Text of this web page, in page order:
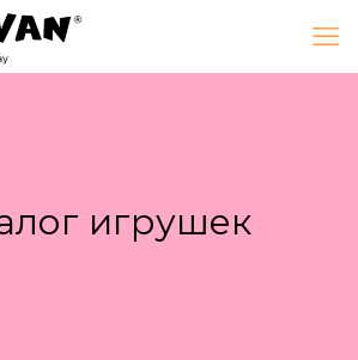
игрушек